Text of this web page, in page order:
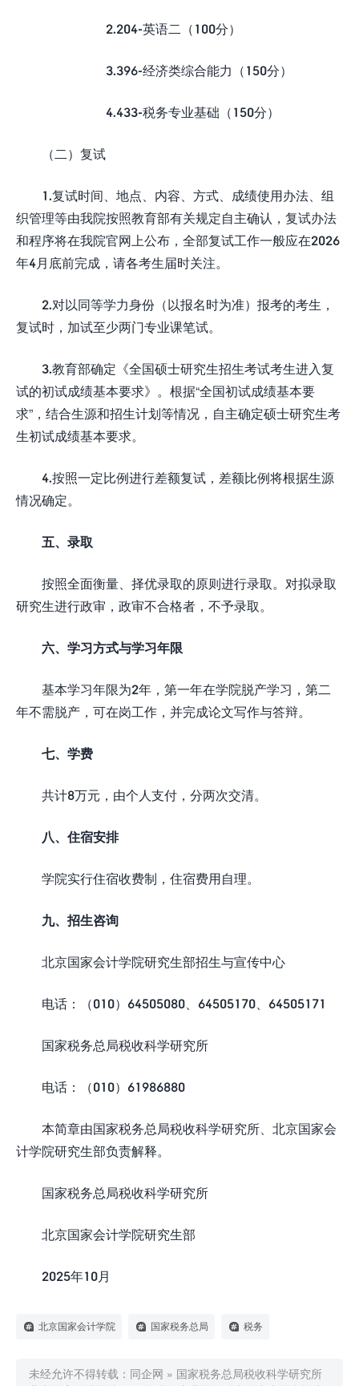
2.204-英语二（100分）
3.396-经济类综合能力（150分）
4.433-税务专业基础（150分）
（二）复试
1.复试时间、地点、内容、方式、成绩使用办法、组
织管理等由我院按照教育部有关规定自主确认，复试办法
和程序将在我院官网上公布，全部复试工作一般应在2026
年4月底前完成，请各考生届时关注。
2.对以同等学力身份（以报名时为准）报考的考生，
复试时，加试至少两门专业课笔试。
3.教育部确定《全国硕士研究生招生考试考生进入复
试的初试成绩基本要求》。根据“全国初试成绩基本要
求”，结合生源和招生计划等情况，自主确定硕士研究生考
生初试成绩基本要求。
4.按照一定比例进行差额复试，差额比例将根据生源
情况确定。
五、录取
按照全面衡量、择优录取的原则进行录取。对拟录取
研究生进行政审，政审不合格者，不予录取。
六、学习方式与学习年限
基本学习年限为2年，第一年在学院脱产学习，第二
年不需脱产，可在岗工作，并完成论文写作与答辩。
七、学费
共计8万元，由个人支付，分两次交清。
八、住宿安排
学院实行住宿收费制，住宿费用自理。
九、招生咨询
北京国家会计学院研究生部招生与宣传中心
电话：（010）64505080、64505170、64505171
国家税务总局税收科学研究所
电话：（010）61986880
本简章由国家税务总局税收科学研究所、北京国家会
计学院研究生部负责解释。
国家税务总局税收科学研究所
北京国家会计学院研究生部
2025年10月
北京国家会计学院 国家税务总局 税务
未经允许不得转载： 同企网 » 国家税务总局税收科学研究所